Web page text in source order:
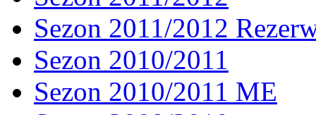
Sezon 2011/2012
Sezon 2010/2011
Sezon 2010/2011 ME